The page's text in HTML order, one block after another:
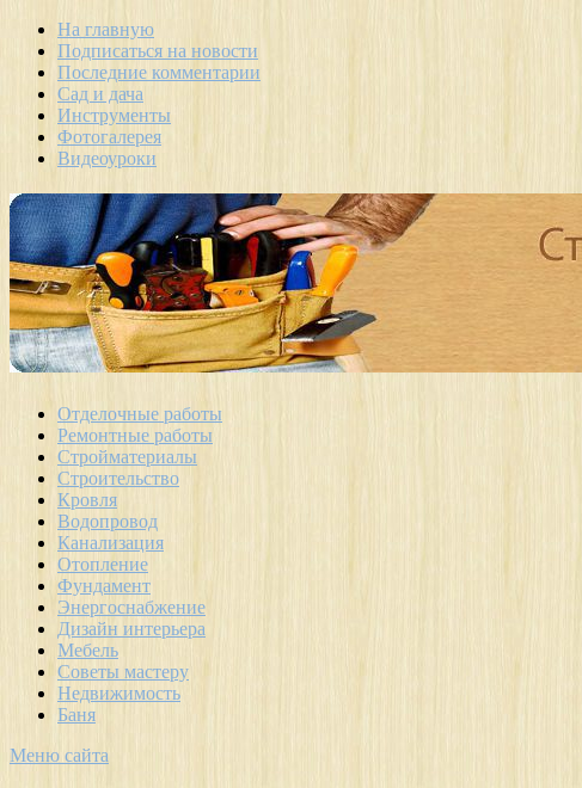
На главную
Подписаться на новости
Последние комментарии
Сад и дача
Инструменты
Фотогалерея
Видеоуроки
Отделочные работы
Ремонтные работы
Стройматериалы
Строительство
Кровля
Водопровод
Канализация
Отопление
Фундамент
Энергоснабжение
Дизайн интерьера
Мебель
Советы мастеру
Недвижимость
Баня
Меню сайта